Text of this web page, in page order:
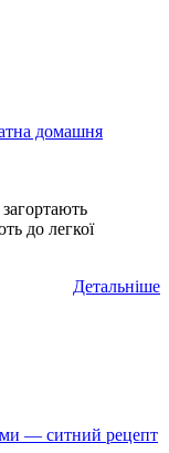
домашня
до легкої
Детальніше
— ситний рецепт